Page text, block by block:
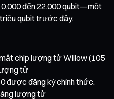
đến 22.000 qubit—một
qubit trước đây.
chip lượng tử Willow (105
tử
được đăng ký chính thức,
lượng tử